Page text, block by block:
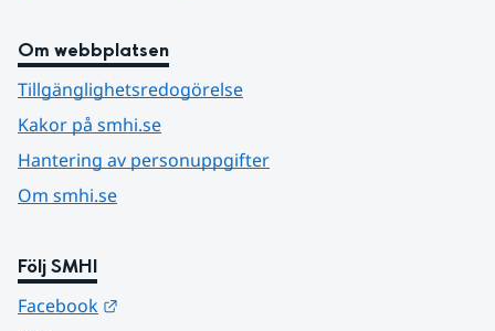
Om webbplatsen
Tillgänglighetsredogörelse
Kakor på smhi.se
Hantering av personuppgifter
Om smhi.se
Följ SMHI
Facebook